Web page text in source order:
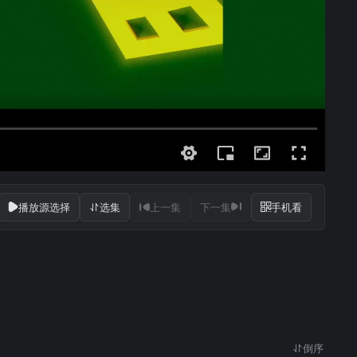
播放源选择 选集 上一集 下一集 手机看
倒序